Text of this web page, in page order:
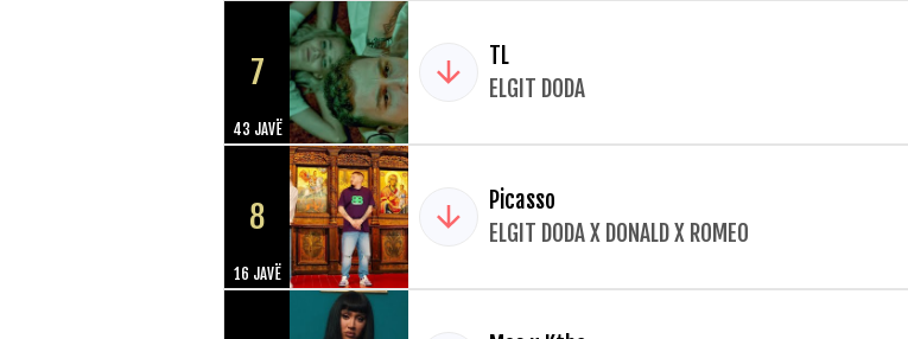
7
43 JAVË
TL
ELGIT DODA
8
16 JAVË
Picasso
ELGIT DODA X DONALD X ROMEO